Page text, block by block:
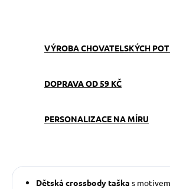
VÝROBA CHOVATELSKÝCH
DOPRAVA OD 59 KČ
PERSONALIZACE NA MÍRU
Dětská crossbody taška s